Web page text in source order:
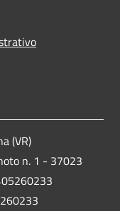
(VR)
n. 1 - 37023